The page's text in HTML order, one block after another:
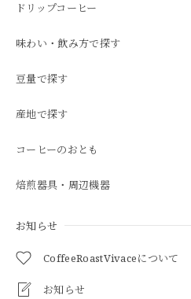
ドリップコーヒー
味わい・飲み方で探す
豆量で探す
産地で探す
コーヒーのおとも
焙煎器具・周辺機器
お知らせ
CoffeeRoastVivaceについて
お知らせ